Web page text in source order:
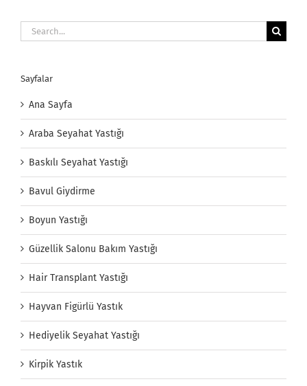
Search
for:
Sayfalar
Ana Sayfa
Araba Seyahat Yastığı
Baskılı Seyahat Yastığı
Bavul Giydirme
Boyun Yastığı
Güzellik Salonu Bakım Yastığı
Hair Transplant Yastığı
Hayvan Figürlü Yastık
Hediyelik Seyahat Yastığı
Kirpik Yastık